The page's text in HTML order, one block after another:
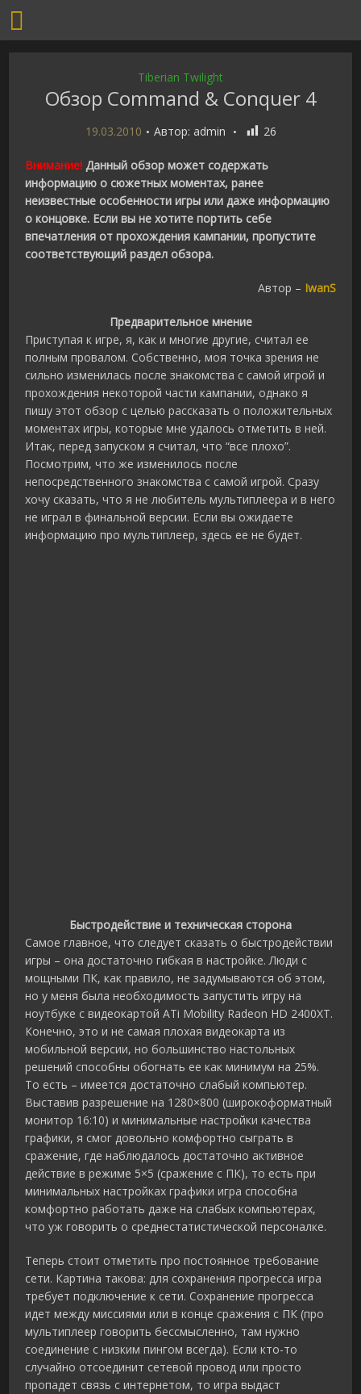
Tiberian Twilight
Обзор Command & Conquer 4
19.03.2010 Автор: admin 26
Внимание! Данный обзор может содержать
информацию о сюжетных моментах, ранее
неизвестные особенности игры или даже информацию
о концовке. Если вы не хотите портить себе
впечатления от прохождения кампании, пропустите
соответствующий раздел обзора.
Автор – IwanS
Предварительное мнение
Приступая к игре, я, как и многие другие, считал ее
полным провалом. Собственно, моя точка зрения не
сильно изменилась после знакомства с самой игрой и
прохождения некоторой части кампании, однако я
пишу этот обзор с целью рассказать о положительных
моментах игры, которые мне удалось отметить в ней.
Итак, перед запуском я считал, что “все плохо”.
Посмотрим, что же изменилось после
непосредственного знакомства с самой игрой. Сразу
хочу сказать, что я не любитель мультиплеера и в него
не играл в финальной версии. Если вы ожидаете
информацию про мультиплеер, здесь ее не будет.
Быстродействие и техническая сторона
Самое главное, что следует сказать о быстродействии
игры – она достаточно гибкая в настройке. Люди с
мощными ПК, как правило, не задумываются об этом,
но у меня была необходимость запустить игру на
ноутбуке с видеокартой ATi Mobility Radeon HD 2400XT.
Конечно, это и не самая плохая видеокарта из
мобильной версии, но большинство настольных
решений способны обогнать ее как минимум на 25%.
То есть – имеется достаточно слабый компьютер.
Выставив разрешение на 1280×800 (широкоформатный
монитор 16:10) и минимальные настройки качества
графики, я смог довольно комфортно сыграть в
сражение, где наблюдалось достаточно активное
действие в режиме 5×5 (сражение с ПК), то есть при
минимальных настройках графики игра способна
комфортно работать даже на слабых компьютерах,
что уж говорить о среднестатистической персоналке.
Теперь стоит отметить про постоянное требование
сети. Картина такова: для сохранения прогресса игра
требует подключение к сети. Сохранение прогресса
идет между миссиями или в конце сражения с ПК (про
мультиплеер говорить бессмысленно, там нужно
соединение с низким пингом всегда). Если кто-то
случайно отсоединит сетевой провод или просто
пропадет связь с интернетом, то игра выдаст